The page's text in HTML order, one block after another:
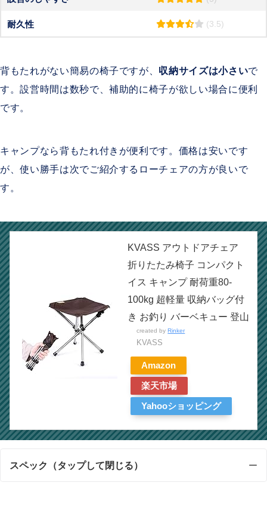
耐久性 (3.5)
背もたれがない簡易の椅子ですが、 収納サイズは小さいで
す。設営時間は数秒で、補助的に椅子が欲しい場合に便利
です。
キャンプなら背もたれ付きが便利です。価格は安いです
が、使い勝手は次でご紹介するローチェアの方が良いで
す。
KVASS アウトドアチェア
折りたたみ椅子 コンパクト
イス キャンプ 耐荷重80-
100kg 超軽量 収納バッグ付
き お釣り バーベキュー 登山
created byRinker
KVASS
Amazon
楽天市場
Yahooショッピング
スペック（タップして閉じる）